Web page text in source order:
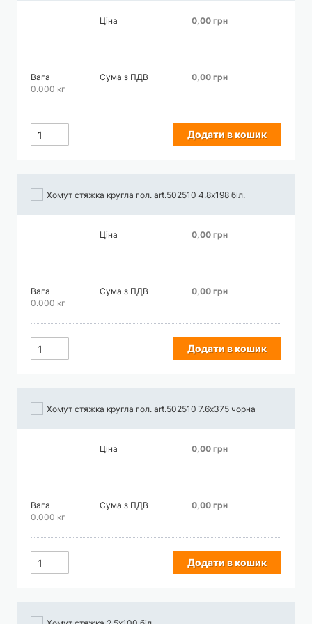
Ціна 0,00 грн
Вага
0.000 кг
Сума з ПДВ 0,00 грн
Додати в кошик
Хомут стяжка кругла гол. art.502510 4.8х198 біл.
Ціна 0,00 грн
Вага
0.000 кг
Сума з ПДВ 0,00 грн
Додати в кошик
Хомут стяжка кругла гол. art.502510 7.6х375 чорна
Ціна 0,00 грн
Вага
0.000 кг
Сума з ПДВ 0,00 грн
Додати в кошик